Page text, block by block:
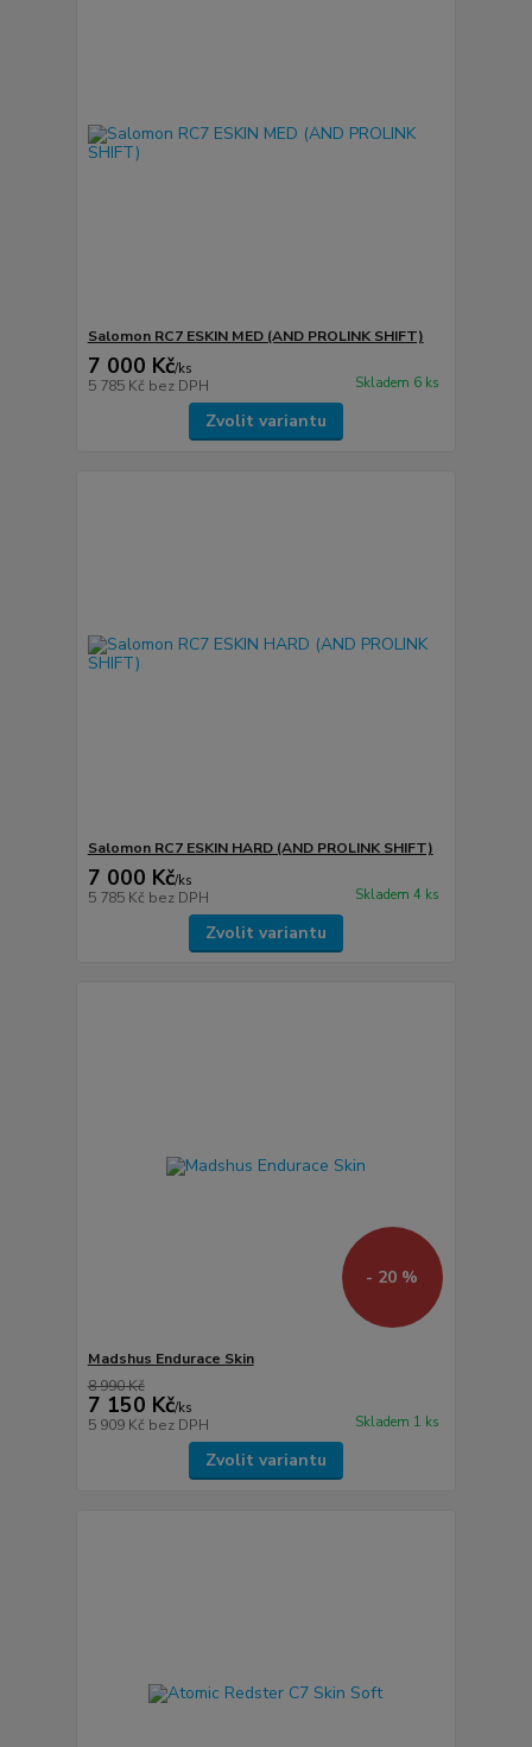
Salomon RC7 ESKIN MED (AND PROLINK SHIFT)
7 000 Kč/ks
5 785 Kč bez DPH Skladem 6 ks
Zvolit variantu
Salomon RC7 ESKIN HARD (AND PROLINK SHIFT)
7 000 Kč/ks
5 785 Kč bez DPH Skladem 4 ks
Zvolit variantu
- 20 %
Madshus Endurace Skin
8 990 Kč
7 150 Kč/ks
5 909 Kč bez DPH Skladem 1 ks
Zvolit variantu